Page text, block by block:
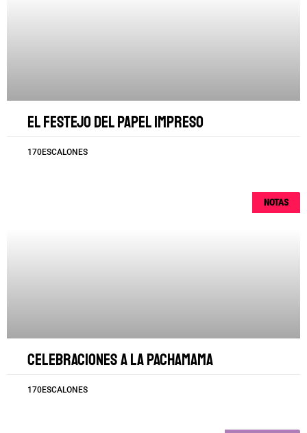
El festejo del papel impreso
170ESCALONES
NOTAS
Celebraciones a la Pachamama
170ESCALONES